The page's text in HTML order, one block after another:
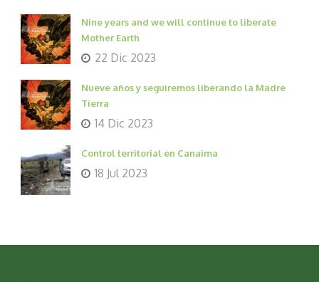
Nine years and we will continue to liberate
Mother Earth
22 Dic 2023
Nueve años y seguiremos liberando la Madre
Tierra
14 Dic 2023
Control territorial en Canaima
18 Jul 2023